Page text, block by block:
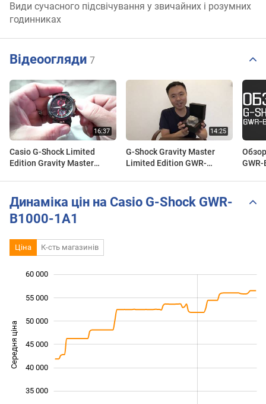
Види сучасного підсвічування у звичайних і розумних
годинниках
Відеоогляди 7
Casio G-Shock Limited
Edition Gravity Master
G-Shock Gravity Master
Limited Edition GWR-
Динаміка цін на Casio G-Shock GWR-
B1000-1A1
Ціна К-сть магазинів
Середня ціна 30 000
35 000
40 000
45 000
50 000
55 000
60 000